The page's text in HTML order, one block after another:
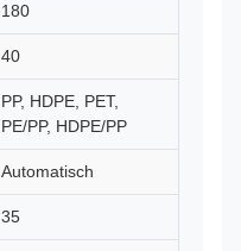
180
40
PP, HDPE, PET,
PE/PP, HDPE/PP
Automatisch
35